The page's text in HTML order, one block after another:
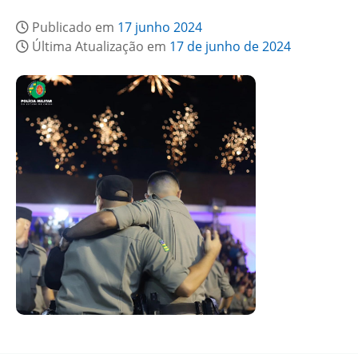
Publicado em 17 junho 2024
Última Atualização em 17 de junho de 2024